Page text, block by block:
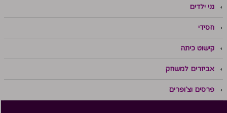
גני ילדים
חסידי
קישוט כיתה
אביזרים למשחק
פרסים וצ'ופרים